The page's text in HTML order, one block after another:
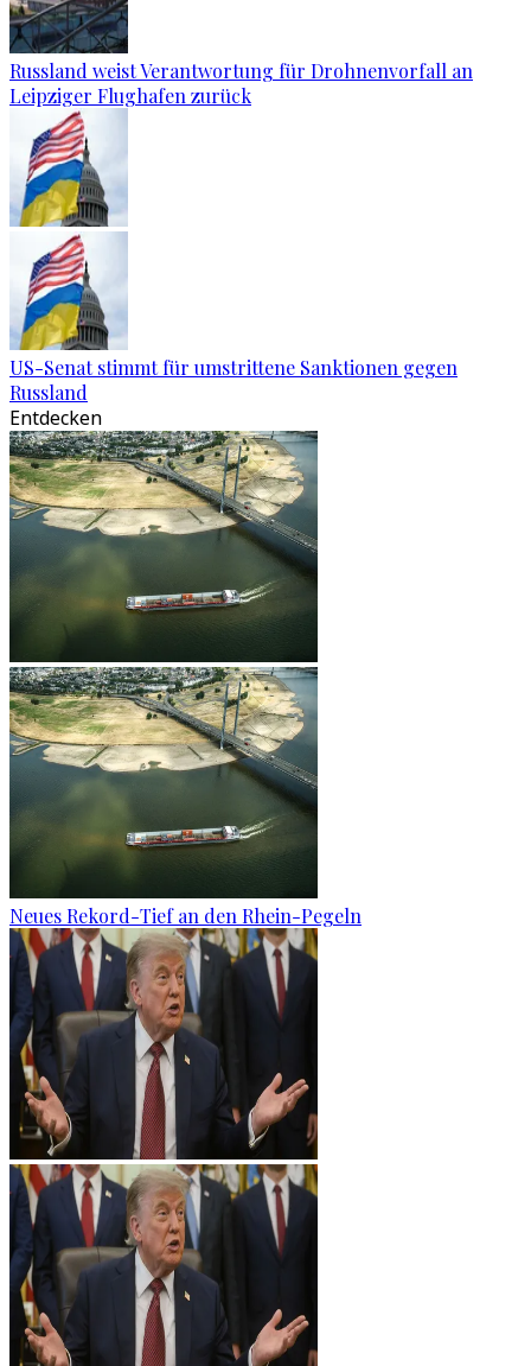
Russland weist Verantwortung für Drohnenvorfall an
Leipziger Flughafen zurück
US-Senat stimmt für umstrittene Sanktionen gegen
Russland
Entdecken
Neues Rekord-Tief an den Rhein-Pegeln